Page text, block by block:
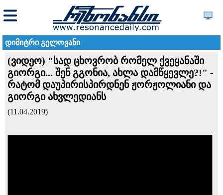
დიმიტრი გელოვანი
(ვიდეო) "სად ცხოვრობ რომელ ქვეყანაში
გიორგი... შენ გგონია, ახლა დამწყევლე?!" -
რატომ დაუპირისპირდნენ ჟორჟოლიანი და
გიორგი ახვლედიანს
(11.04.2019)